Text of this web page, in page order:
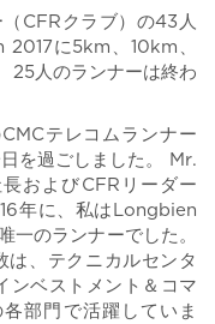
CFRクラブ）の43人
に5km、10km、
25人のランナーは終わ
テレコムランナー
を過ごしました。 Mr.
およびCFRリーダー
年に、私はLongbien
のランナーでした。
、テクニカルセンタ
ンベストメント＆コマ
部門で活躍していま